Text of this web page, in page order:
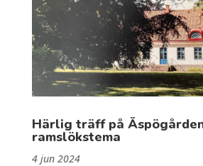
Härlig träff på
ramslökstema
4 jun 2024